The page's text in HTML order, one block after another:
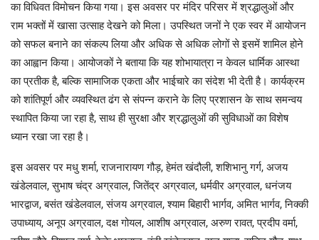
का विधिवत विमोचन किया गया। इस अवसर पर मंदिर परिसर में श्रद्धालुओं और
राम भक्तों में खासा उत्साह देखने को मिला। उपस्थित जनों ने एक स्वर में आयोजन
को सफल बनाने का संकल्प लिया और अधिक से अधिक लोगों से इसमें शामिल होने
का आह्वान किया। आयोजकों ने बताया कि यह शोभायात्रा न केवल धार्मिक आस्था
का प्रतीक है, बल्कि सामाजिक एकता और भाईचारे का संदेश भी देती है। कार्यक्रम
को शांतिपूर्ण और व्यवस्थित ढंग से संपन्न कराने के लिए प्रशासन के साथ समन्वय
स्थापित किया जा रहा है, साथ ही सुरक्षा और श्रद्धालुओं की सुविधाओं का विशेष
ध्यान रखा जा रहा है।
इस अवसर पर मधु शर्मा, राजनारायण गौड़, हेमंत खंदौली, शशिभानु गर्ग, अजय
खंडेलवाल, सुभाष चंद्र अग्रवाल, जितेंद्र अग्रवाल, धर्मवीर अग्रवाल, धनंजय
भारद्वाज, बसंत खंडेलवाल, संजय अग्रवाल, श्याम बिहारी भार्गव, अमित भार्गव, निक्की
उपाध्याय, अनूप अग्रवाल, दक्ष गोयल, आशीष अग्रवाल, अरुण रावत, प्रदीप वर्मा,